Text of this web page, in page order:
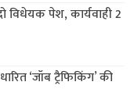
पेश, कार्यवाही 2
‘जॉब ट्रैफिकिंग’ की